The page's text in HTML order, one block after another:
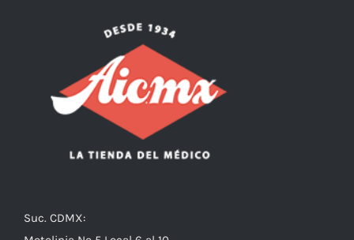
Suc. CDMX: